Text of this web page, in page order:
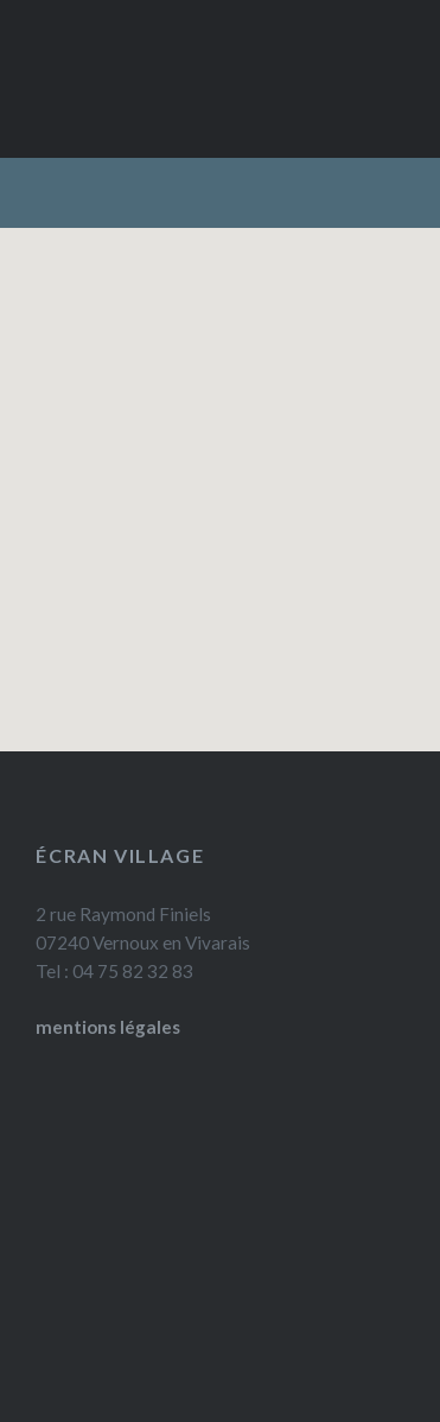
ÉCRAN VILLAGE
2 rue Raymond Finiels
07240 Vernoux en Vivarais
Tel : 04 75 82 32 83
mentions légales